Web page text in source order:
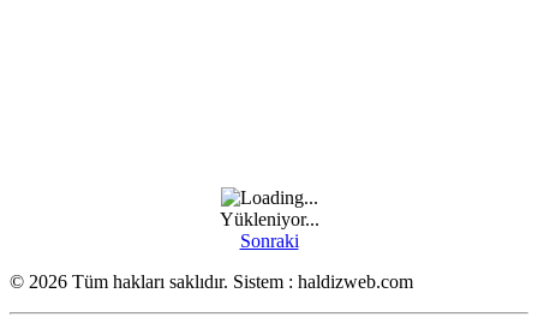
Yükleniyor...
Sonraki
© 2026 Tüm hakları saklıdır. Sistem : haldizweb.com